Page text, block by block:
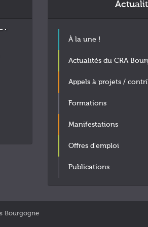
À la une !
Actualités du CRA
Appels à projets /
Formations
Manifestations
Offres d'emploi
Publications
Bourgogne